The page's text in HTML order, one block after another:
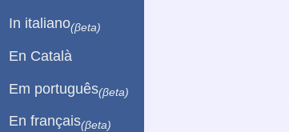
In italiano(βeta)
En Català
Em português(βeta)
En français(βeta)